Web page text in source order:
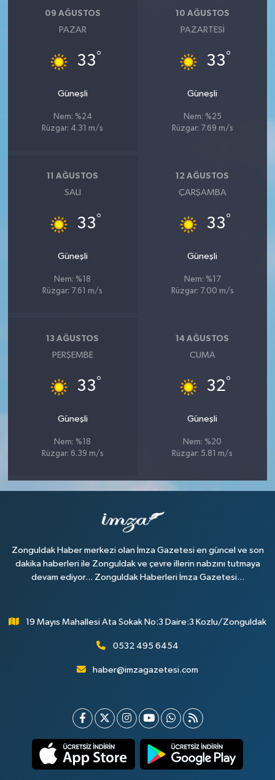
09 AĞUSTOS
PAZAR
33°
Güneşli
Nem: %24
Rüzgar: 4.31 m/s
10 AĞUSTOS
PAZARTESI
33°
Güneşli
Nem: %25
Rüzgar: 7.69 m/s
11 AĞUSTOS
SALI
33°
Güneşli
Nem: %18
Rüzgar: 7.61 m/s
12 AĞUSTOS
ÇARŞAMBA
33°
Güneşli
Nem: %17
Rüzgar: 7.00 m/s
13 AĞUSTOS
PERŞEMBE
33°
Güneşli
Nem: %18
Rüzgar: 6.39 m/s
14 AĞUSTOS
CUMA
32°
Güneşli
Nem: %20
Rüzgar: 5.81 m/s
Zonguldak Haber merkezi olan İmza Gazetesi en güncel ve son
dakika haberleri ile Zonguldak ve çevre illerin nabzını tutmaya
devam ediyor... Zonguldak Haberleri İmza Gazetesi...
19 Mayıs Mahallesi Ata Sokak No:3 Daire:3 Kozlu/Zonguldak
0532 495 6454
haber@imzagazetesi.com